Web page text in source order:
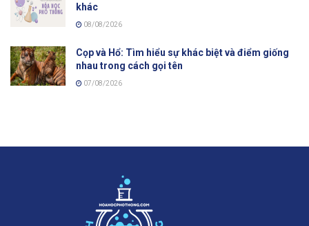
khác
08/08/2026
Cọp và Hổ: Tìm hiểu sự khác biệt và điểm giống
nhau trong cách gọi tên
07/08/2026